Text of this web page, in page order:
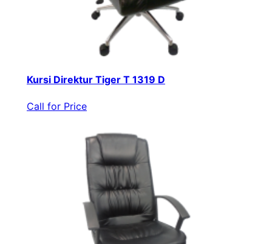
Kursi Direktur Tiger T 1319 D
Call for Price